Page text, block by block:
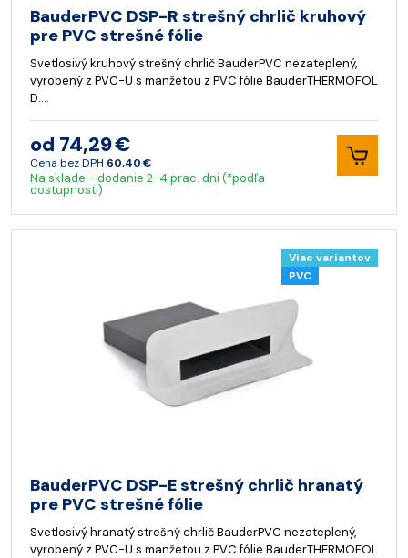
BauderPVC DSP-R strešný chrlič kruhový
pre PVC strešné fólie
Svetlosivý kruhový strešný chrlič BauderPVC nezateplený,
vyrobený z PVC-U s manžetou z PVC fólie BauderTHERMOFOL
D.…
od 74,29 €
Cena bez DPH 60,40 €
Na sklade - dodanie 2-4 prac. dni (*podľa
dostupnosti)
Viac variantov
PVC
BauderPVC DSP-E strešný chrlič hranatý
pre PVC strešné fólie
Svetlosivý hranatý strešný chrlič BauderPVC nezateplený,
vyrobený z PVC-U s manžetou z PVC fólie BauderTHERMOFOL